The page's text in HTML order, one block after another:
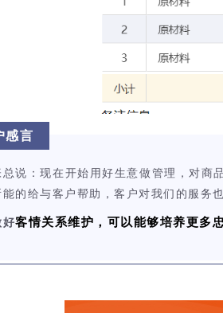
感言
总说：现在开始用好生意做管理，对商
能的给与客户帮助，客户对我们的服务
好客情关系维护，可以能够培养更多